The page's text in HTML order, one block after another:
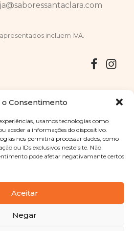
o Consentimento
usamos tecnologias como
aceder a informações do dispositivo.
nos permitirá processar dados, como
ou IDs exclusivos neste site. Não
pode afetar negativamante certos
Aceitar
Negar
incluem IVA.
Santa Clara
. Todos os direitos
Privacidade |Termos e condições
Branding Agency